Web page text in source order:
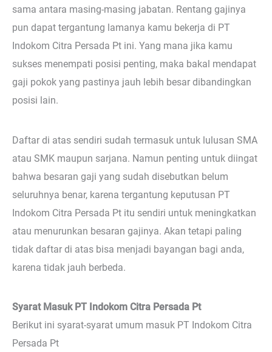
sama antara masing-masing jabatan. Rentang gajinya
pun dapat tergantung lamanya kamu bekerja di PT
Indokom Citra Persada Pt ini. Yang mana jika kamu
sukses menempati posisi penting, maka bakal mendapat
gaji pokok yang pastinya jauh lebih besar dibandingkan
posisi lain.
Daftar di atas sendiri sudah termasuk untuk lulusan SMA
atau SMK maupun sarjana. Namun penting untuk diingat
bahwa besaran gaji yang sudah disebutkan belum
seluruhnya benar, karena tergantung keputusan PT
Indokom Citra Persada Pt itu sendiri untuk meningkatkan
atau menurunkan besaran gajinya. Akan tetapi paling
tidak daftar di atas bisa menjadi bayangan bagi anda,
karena tidak jauh berbeda.
Syarat Masuk PT Indokom Citra Persada Pt
Berikut ini syarat-syarat umum masuk PT Indokom Citra
Persada Pt